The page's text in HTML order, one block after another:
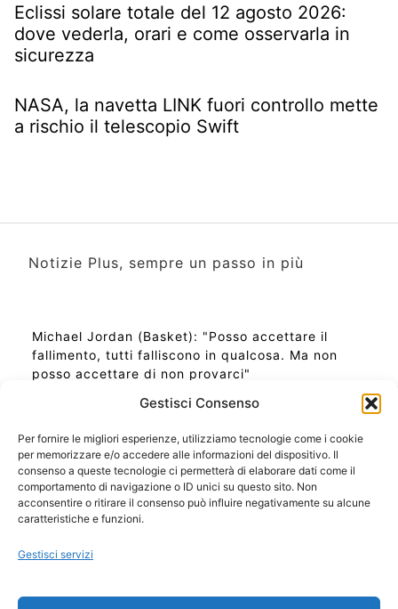
Gestisci Consenso
Per fornire le migliori esperienze, utilizziamo tecnologie come i cookie
per memorizzare e/o accedere alle informazioni del dispositivo. Il
consenso a queste tecnologie ci permetterà di elaborare dati come il
comportamento di navigazione o ID unici su questo sito. Non
acconsentire o ritirare il consenso può influire negativamente su alcune
caratteristiche e funzioni.
Gestisci servizi
Eclissi solare totale del 12 agosto 2026:
dove vederla, orari e come osservarla in
sicurezza
NASA, la navetta LINK fuori controllo mette
a rischio il telescopio Swift
Notizie Plus, sempre un passo in più
Michael Jordan (Basket): "Posso accettare il
fallimento, tutti falliscono in qualcosa. Ma non
posso accettare di non provarci"
Ora Esatta in Italia in questo momento
Ti Senti Strano Ultimamente? Potrebbe Essere per
la Risonanza di Schumann
Come Sapere Se Stai Ascendendo alla Quinta